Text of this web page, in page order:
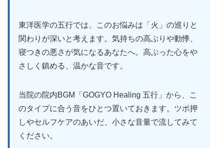
東洋医学の五行では、このお悩みは「火」の巡りと
関わりが深いと考えます。気持ちの高ぶりや動悸、
寝つきの悪さが気になるあなたへ。高ぶった心をや
さしく鎮める、温かな音です。
当院の院内BGM「GOGYO Healing 五行」から、こ
のタイプに合う音をひとつ置いておきます。ツボ押
しやセルフケアのあいだ、小さな音量で流してみて
ください。